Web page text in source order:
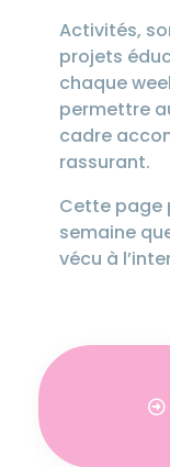
Activités,
projets
chaque
permettre
cadre
rassurant.
Cette page
semaine
vécu à